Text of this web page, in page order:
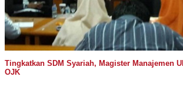
Tingkatkan SDM Syariah, Magister Manajemen
OJK